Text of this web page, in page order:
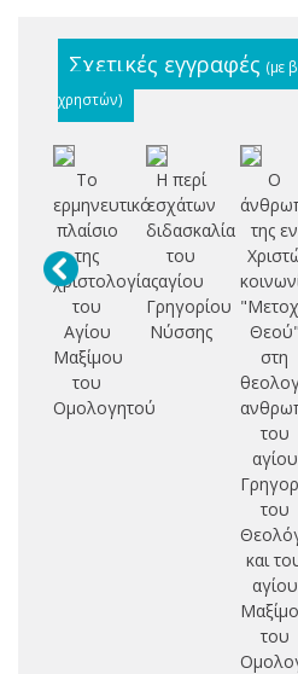
Σχετικές εγγραφές (με
χρηστών)
Το
ερμηνευτικό
πλαίσιο
της
χριστολογίας
του
Αγίου
Μαξίμου
του
Ομολογητού
Η περί
εσχάτων
διδασκαλία
του
αγίου
Γρηγορίου
Νύσσης
Ο
της εν
Θεού"
στη
του
αγίου
του
και
αγίου
του